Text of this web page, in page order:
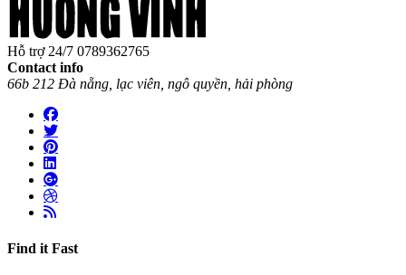
Hỗ trợ 24/7 0789362765
Contact info
66b 212 Đà nẵng, lạc viên, ngô quyền, hải phòng
Find it Fast